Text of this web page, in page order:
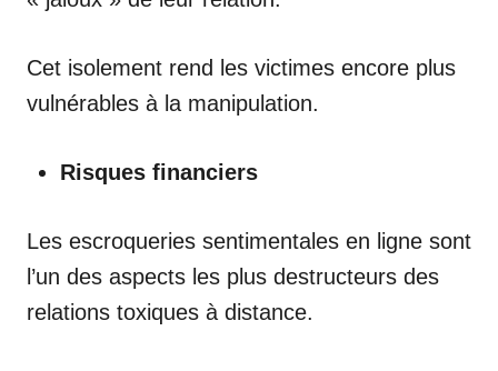
Cet isolement rend les victimes encore plus
vulnérables à la manipulation.
Risques financiers
Les escroqueries sentimentales en ligne sont
l’un des aspects les plus destructeurs des
relations toxiques à distance.